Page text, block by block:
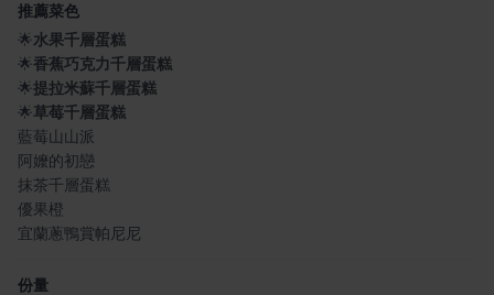
推薦菜色
🌟水果千層蛋糕
🌟香蕉巧克力千層蛋糕
🌟提拉米蘇千層蛋糕
🌟草莓千層蛋糕
藍莓山山派
阿嬤的初戀
抹茶千層蛋糕
優果橙
宜蘭蔥鴨賞帕尼尼
份量